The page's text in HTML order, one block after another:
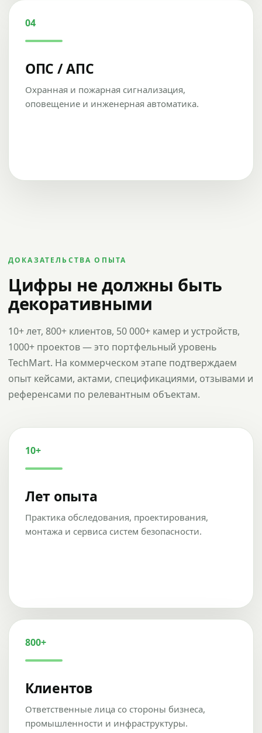
04
ОПС / АПС
Охранная и пожарная сигнализация,
оповещение и инженерная автоматика.
ДОКАЗАТЕЛЬСТВА ОПЫТА
Цифры не должны быть
декоративными
10+ лет, 800+ клиентов, 50 000+ камер и устройств,
1000+ проектов — это портфельный уровень
TechMart. На коммерческом этапе подтверждаем
опыт кейсами, актами, спецификациями, отзывами и
референсами по релевантным объектам.
10+
Лет опыта
Практика обследования, проектирования,
монтажа и сервиса систем безопасности.
800+
Клиентов
Ответственные лица со стороны бизнеса,
промышленности и инфраструктуры.